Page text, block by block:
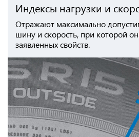
Индексы нагрузки и
Отражают максимально
шину и скорость, при которой
заявленных свойств.